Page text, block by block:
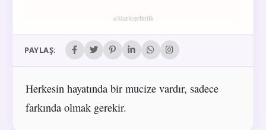
PAYLAŞ:
Herkesin hayatında bir mucize vardır, sadece
farkında olmak gerekir.